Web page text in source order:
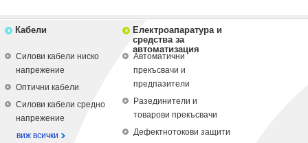
Кабели
Силови кабели ниско
напрежение
Оптични кабели
Силови кабели средно
напрежение
виж всички
Електроапаратура и
средства за
автоматизация
Автоматични
прекъсвачи и
предпазители
Разединители и
товарови прекъсвачи
Дефектнотокови защити